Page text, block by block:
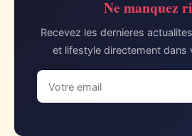
Ne manquez
Recevez les dernieres
et lifestyle directement dans